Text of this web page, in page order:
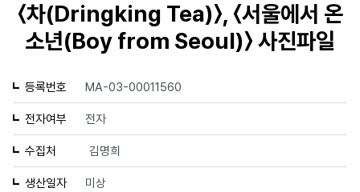
〈차(Dringking Tea)〉, 〈서울에서 온
소년(Boy from Seoul)〉 사진파일
등록번호 MA-03-00011560
전자여부 전자
수집처 김명희
생산일자 미상